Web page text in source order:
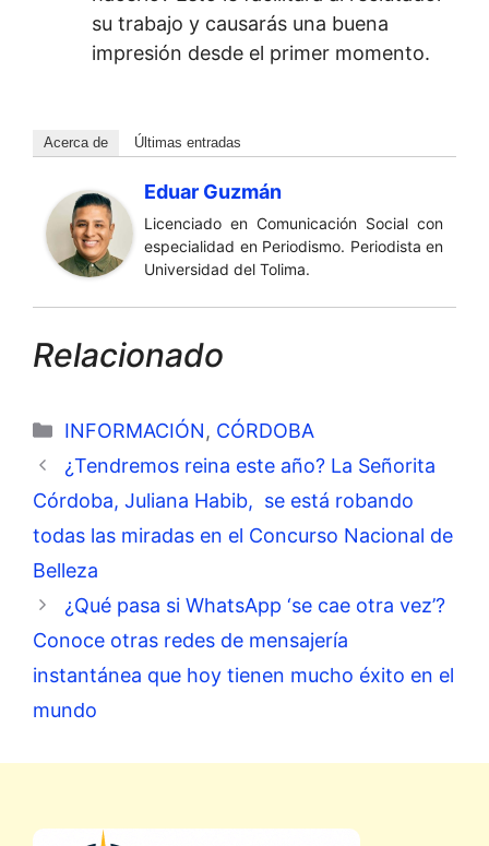
su trabajo y causarás una buena
impresión desde el primer momento.
Acerca de Últimas entradas
Eduar Guzmán
Licenciado en Comunicación Social con
especialidad en Periodismo. Periodista en
Universidad del Tolima.
Relacionado
Categorías
INFORMACIÓN, CÓRDOBA
¿Tendremos reina este año? La Señorita
Córdoba, Juliana Habib, se está robando
todas las miradas en el Concurso Nacional de
Belleza
¿Qué pasa si WhatsApp ‘se cae otra vez’?
Conoce otras redes de mensajería
instantánea que hoy tienen mucho éxito en el
mundo